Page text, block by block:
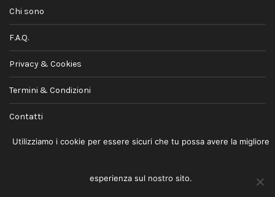
Chi sono
F.A.Q.
Privacy & Cookies
Termini & Condizioni
Contatti
© 2026Andrea Jovele· Lifestyle
Utilizziamo i cookie per essere sicuri che tu possa avere la migliore
esperienza sul nostro sito.